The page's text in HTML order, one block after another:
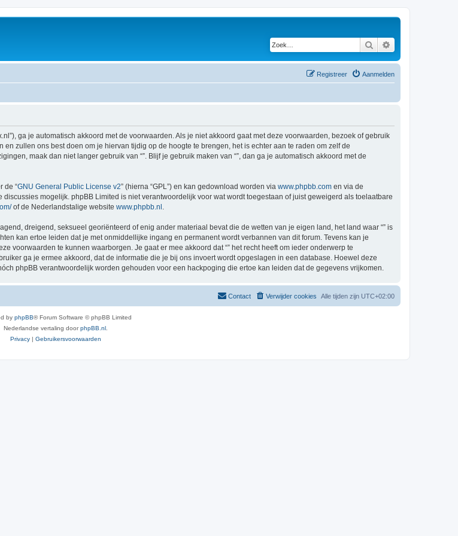
Zoek
Aanmelden
Registreer
ga je automatisch akkoord met de voorwaarden. Als je niet akkoord gaat met deze voorwaarden, bezoek of gebruik
zullen ons best doen om je hiervan tijdig op de hoogte te brengen, het is echter aan te raden om zelf de
maak dan niet langer gebruik van “”. Blijf je gebruik maken van “”, dan ga je automatisch akkoord met de
de “GNU General Public License v2” (hierna “GPL”) en kan gedownload worden via www.phpbb.com en via de
discussies mogelijk. phpBB Limited is niet verantwoordelijk voor wat wordt toegestaan of juist geweigerd als toelaatbare
of de Nederlandstalige website www.phpbb.nl .
dreigend, seksueel georiënteerd of enig ander materiaal bevat die de wetten van je eigen land, het land waar “” is
kan ertoe leiden dat je met onmiddellijke ingang en permanent wordt verbannen van dit forum. Tevens kan je
voorwaarden te kunnen waarborgen. Je gaat er mee akkoord dat “” het recht heeft om ieder onderwerp te
ga je ermee akkoord, dat de informatie die je bij ons invoert wordt opgeslagen in een database. Hoewel deze
phpBB verantwoordelijk worden gehouden voor een hackpoging die ertoe kan leiden dat de gegevens vrijkomen.
Alle tijden zijn UTC+02:00
Verwijder cookies
Contact
by phpBB® Forum Software © phpBB Limited
Nederlandse vertaling doorphpBB.nl
Privacy | Gebruikersvoorwaarden